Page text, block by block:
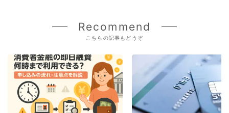
Recommend
こちらの記事もどうぞ